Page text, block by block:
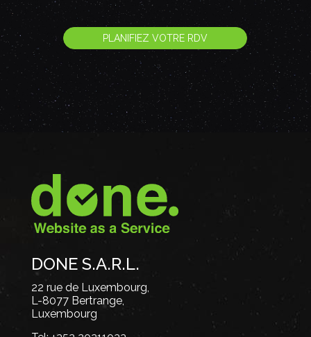
PLANIFIEZ VOTRE RDV
DONE S.A.R.L.
22 rue de Luxembourg,
L-8077 Bertrange,
Luxembourg